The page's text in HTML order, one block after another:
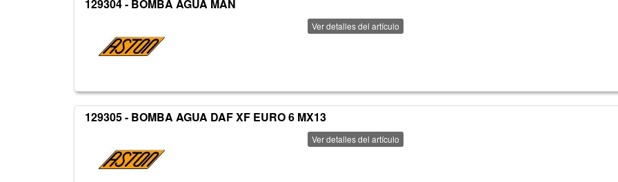
129304 - BOMBA AGUA MAN
Ver detalles del artículo
129305 - BOMBA AGUA DAF XF EURO 6 MX13
Ver detalles del artículo